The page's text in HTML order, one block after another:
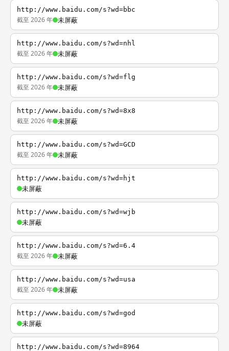
http://www.baidu.com/s?wd=bbc
截至 2026 年 未屏蔽
http://www.baidu.com/s?wd=nhl
截至 2026 年 未屏蔽
http://www.baidu.com/s?wd=flg
截至 2026 年 未屏蔽
http://www.baidu.com/s?wd=8x8
截至 2026 年 未屏蔽
http://www.baidu.com/s?wd=GCD
截至 2026 年 未屏蔽
http://www.baidu.com/s?wd=hjt
未屏蔽
http://www.baidu.com/s?wd=wjb
未屏蔽
http://www.baidu.com/s?wd=6.4
截至 2026 年 未屏蔽
http://www.baidu.com/s?wd=usa
截至 2026 年 未屏蔽
http://www.baidu.com/s?wd=god
未屏蔽
http://www.baidu.com/s?wd=8964